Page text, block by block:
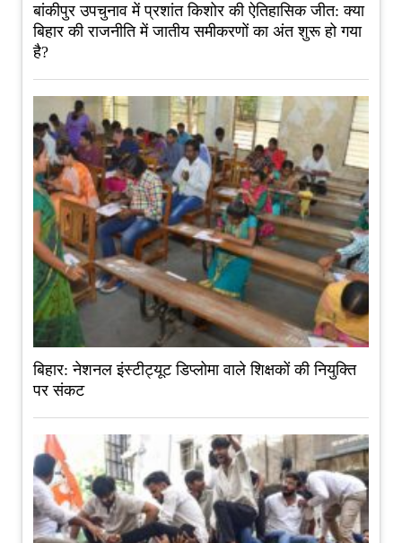
बांकीपुर उपचुनाव में प्रशांत किशोर की ऐतिहासिक जीत: क्या
बिहार की राजनीति में जातीय समीकरणों का अंत शुरू हो गया
है?
बिहार: नेशनल इंस्टीट्यूट डिप्लोमा वाले शिक्षकों की नियुक्ति
पर संकट